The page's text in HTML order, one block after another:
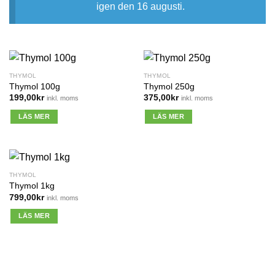
igen den 16 augusti.
THYMOL
Thymol 100g
199,00kr inkl. moms
LÄS MER
THYMOL
Thymol 250g
375,00kr inkl. moms
LÄS MER
THYMOL
Thymol 1kg
799,00kr inkl. moms
LÄS MER